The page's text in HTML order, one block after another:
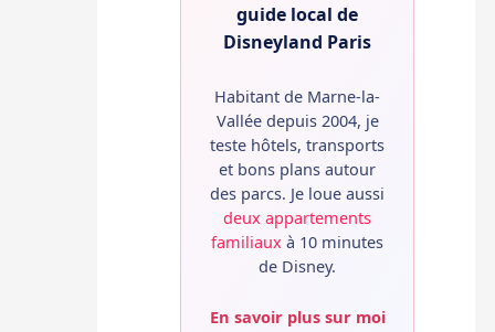
guide local de
Disneyland Paris
Habitant de Marne-la-
Vallée depuis 2004, je
teste hôtels, transports
et bons plans autour
des parcs. Je loue aussi
deux appartements
familiaux à 10 minutes
de Disney.
En savoir plus sur moi